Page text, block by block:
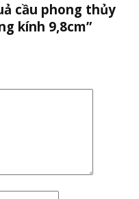
cầu phong thủy
kính 9,8cm”